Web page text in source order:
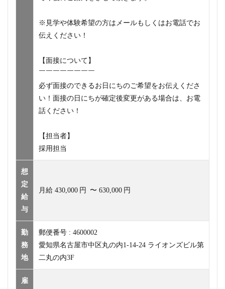
※見学や体験希望の方はメールもしくはお電話でお
伝えください！
【面接について】
￣￣￣￣￣￣￣￣
必ず面接のできるお日にちのご希望をお伝えくださ
い！面接の日にちが確定後変更がある場合は、お電
話ください！
【担当者】
採用担当
想
定
給
与
月給 430,000 円 〜 630,000 円
勤
務
地
郵便番号 : 4600002
愛知県名古屋市中区丸の内1-14-24 ライオンズビル第
二丸の内3F
雇